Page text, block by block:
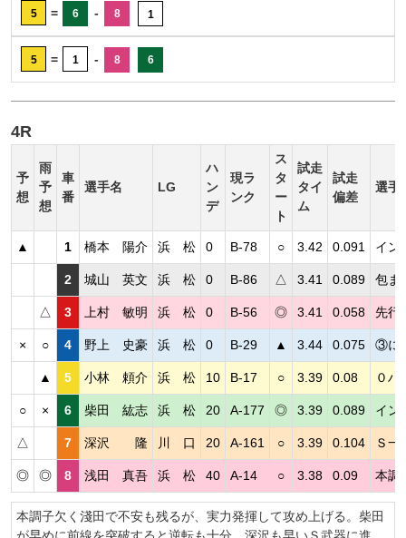
5 = 6 - 8 1
5 = 1 - 8 6
4R
予
想
雨
予
想
車
番
選手名 LG
ハ
ン
デ
現ラ
ンク
ス
タ
ー
ト
試走
タイ
ム
試走
偏差
選手
▲ 1 橋本 陽介 浜 松 0 B-78 ○ 3.42 0.091 イン
2 城山 英文 浜 松 0 B-86 △ 3.41 0.089 包ま
△ 3 上村 敏明 浜 松 0 B-56 ◎ 3.41 0.058 先行
× ○ 4 野上 史豪 浜 松 0 B-29 ▲ 3.44 0.075 ③に
▲ 5 小林 頼介 浜 松 10 B-17 ○ 3.39 0.08 ０ハ
○ × 6 柴田 紘志 浜 松 20 A-177 ◎ 3.39 0.089 イン
△ 7 深沢 隆 川 口 20 A-161 ○ 3.39 0.104 Ｓ一
◎ ◎ 8 浅田 真吾 浜 松 40 A-14 ○ 3.38 0.09 本調
本調子欠く淺田で不安も残るが、実力発揮して攻め上げる。柴田